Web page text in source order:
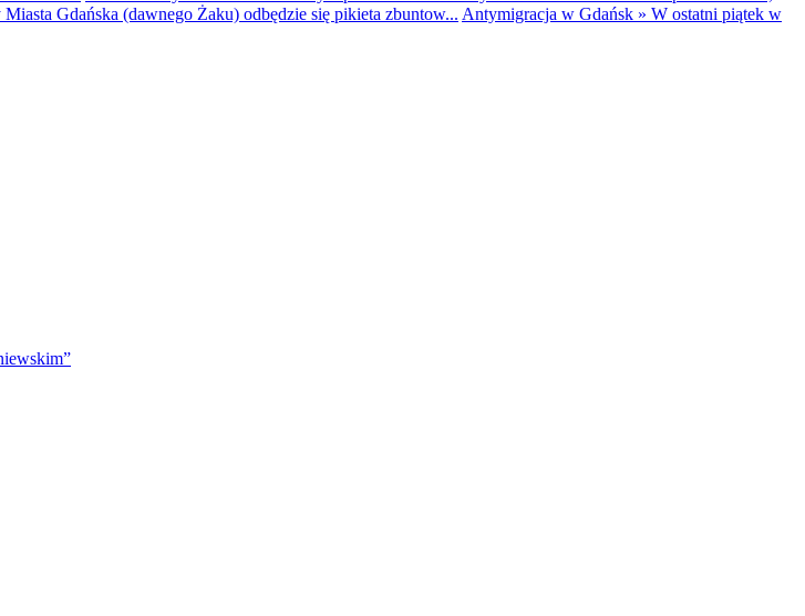
Gdańska (dawnego Żaku) odbędzie się pikieta zbuntow... Antymigracja w Gdańsk » W ostatni piątek w